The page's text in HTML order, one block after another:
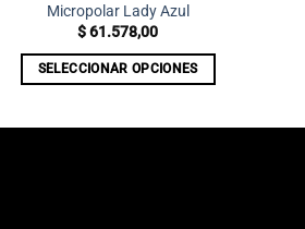
Micropolar Lady Azul
$61.578,00
SELECCIONAR OPCIONES